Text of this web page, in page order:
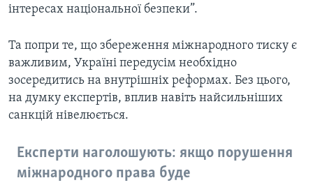
інтересах національної безпеки”.
Та попри те, що збереження міжнародного тиску є
важливим, Україні передусім необхідно
зосередитись на внутрішніх реформах. Без цього,
на думку експертів, вплив навіть найсильніших
санкцій нівелюється.
Експерти наголошують: якщо порушення
міжнародного права буде